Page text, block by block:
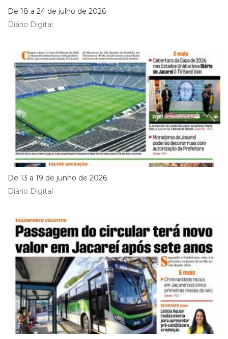
De 18 a 24 de julho de 2026
Diário Digital
De 13 a 19 de junho de 2026
Diário Digital